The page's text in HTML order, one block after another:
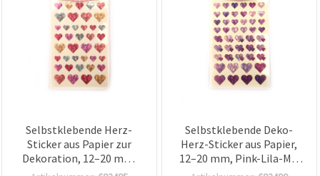
Selbstklebende Herz-
Sticker aus Papier zur
Dekoration, 12–20 mm,
Farbmix mit Perlmutt-
Selbstklebende Deko-
Herz-Sticker aus Papier,
12–20 mm, Pink-Lila-Mix
mit Perlmutt-Effekt, 47